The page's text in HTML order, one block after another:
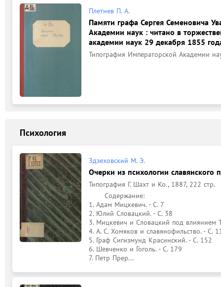
Плетнев П. А.
Памяти графа Сергея Семеновича
Академии наук : читано в
академии наук 29 декабря 1855
Типография Императорской Академии
Психология
Здзеховский М. Э.
Очерки из психологии славянского
Типография Г. Шахт и Ко., 1887, 222 стр.
1. Адам Мицкевич. - С. 7
2. Юлий Словацкий. - С. 38
3. Мицкевич и Словацкий под влиянием
4. А. С. Хомяков и славянофильство. - С.
5. Граф Сигизмунд Красинский. - С. 152
6. Шевченко и Гоголь. - С. 179
7. Петр Прер...